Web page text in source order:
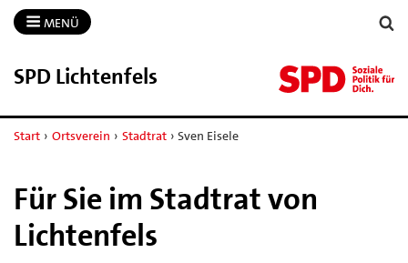
MENÜ
SPD Lichtenfels
Start › Ortsverein › Stadtrat › Sven Eisele
Für Sie im Stadtrat von
Lichtenfels